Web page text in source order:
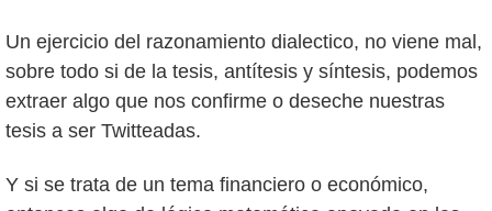
Un ejercicio del razonamiento dialectico, no viene mal,
sobre todo si de la tesis, antítesis y síntesis, podemos
extraer algo que nos confirme o deseche nuestras
tesis a ser Twitteadas.
Y si se trata de un tema financiero o económico,